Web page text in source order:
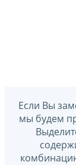
Если Вы
мы будем